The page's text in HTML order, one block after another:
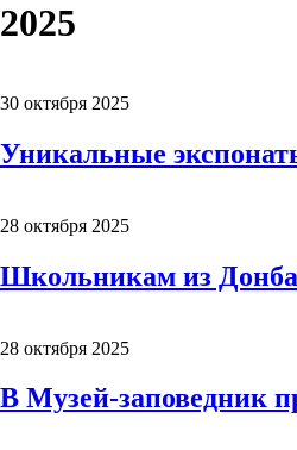
2025
30 октября 2025
Уникальные
28 октября 2025
Школьникам из
28 октября 2025
В Музей-заповедник